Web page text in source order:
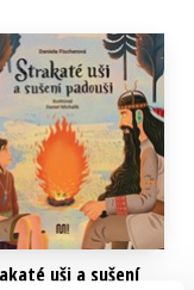
Brycz
Pavel Šrut,
Kolář, Kolektiv,
Václav Čtvrtek
uši a sušení